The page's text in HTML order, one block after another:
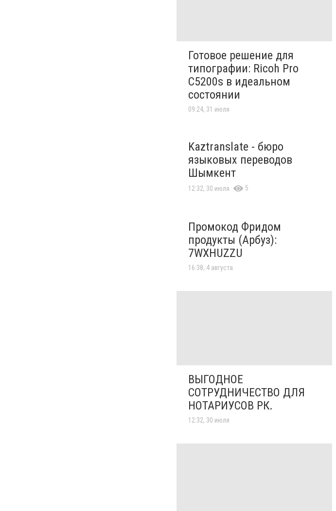
Готовое решение для
типографии: Ricoh Pro
C5200s в идеальном
состоянии
09:24, 31 июля
Kaztranslate - бюро
языковых переводов
Шымкент
12:32, 30 июля 5
Промокод Фридом
продукты (Арбуз):
7WXHUZZU
16:38, 4 августа
ВЫГОДНОЕ
СОТРУДНИЧЕСТВО ДЛЯ
НОТАРИУСОВ РК.
12:32, 30 июля